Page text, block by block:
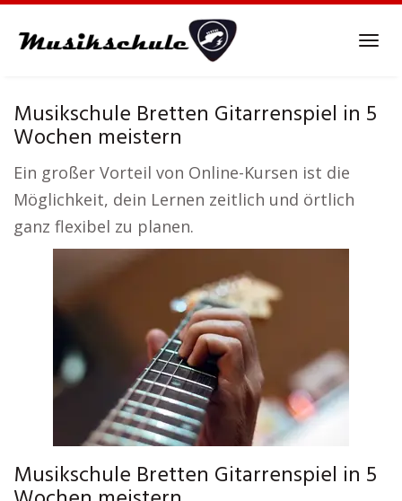
Musikschule Bretten Gitarrenspiel in 5
Wochen meistern
Ein großer Vorteil von Online-Kursen ist die
Möglichkeit, dein Lernen zeitlich und örtlich
ganz flexibel zu planen.
Musikschule Bretten Gitarrenspiel in 5